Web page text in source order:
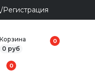
Регистрация
Корзина
0 руб
0
0